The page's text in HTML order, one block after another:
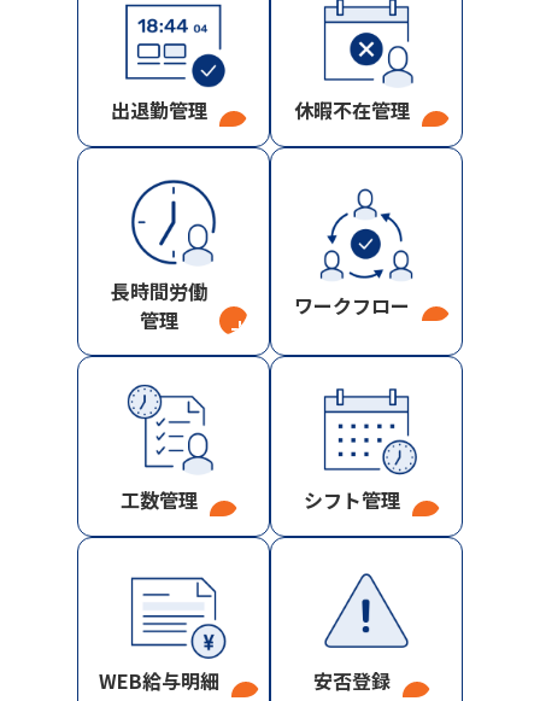
出退勤管理 休暇不在管理
→
長時間労働
管理
ワークフロー
工数管理 シフト管理
WEB給与明細 安否登録